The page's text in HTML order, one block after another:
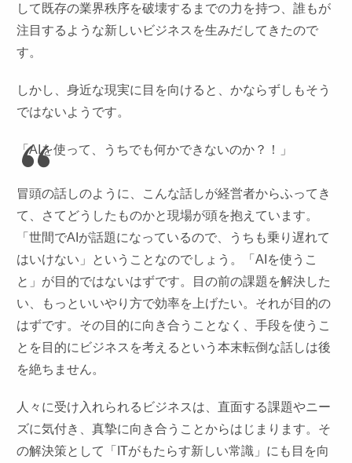
して既存の業界秩序を破壊するまでの力を持つ、誰もが
注目するような新しいビジネスを生みだしてきたので
す。
しかし、身近な現実に目を向けると、かならずしもそう
ではないようです。
「AIを使って、うちでも何かできないのか？！」
冒頭の話しのように、こんな話しが経営者からふってき
て、さてどうしたものかと現場が頭を抱えています。
「世間でAIが話題になっているので、うちも乗り遅れて
はいけない」ということなのでしょう。「AIを使うこ
と」が目的ではないはずです。目の前の課題を解決した
い、もっといいやり方で効率を上げたい。それが目的の
はずです。その目的に向き合うことなく、手段を使うこ
とを目的にビジネスを考えるという本末転倒な話しは後
を絶ちません。
人々に受け入れられるビジネスは、直面する課題やニー
ズに気付き、真摯に向き合うことからはじまります。そ
の解決策として「ITがもたらす新しい常識」にも目を向